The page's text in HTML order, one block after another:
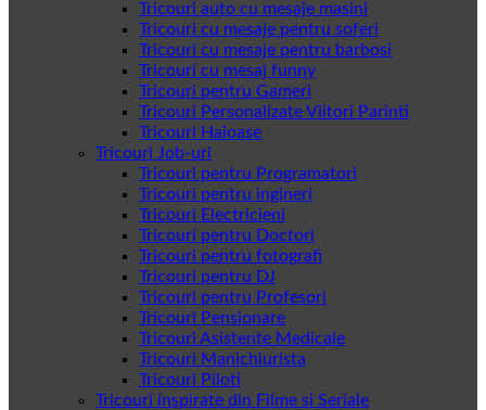
Tricouri auto cu mesaje masini
Tricouri cu mesaje pentru soferi
Tricouri cu mesaje pentru barbosi
Tricouri cu mesaj funny
Tricouri pentru Gameri
Tricouri Personalizate Viitori Parinti
Tricouri Haioase
Tricouri Job-uri
Tricouri pentru Programatori
Tricouri pentru ingineri
Tricouri Electricieni
Tricouri pentru Doctori
Tricouri pentru fotografi
Tricouri pentru DJ
Tricouri pentru Profesori
Tricouri Pensionare
Tricouri Asistente Medicale
Tricouri Manichiurista
Tricouri Piloti
Tricouri inspirate din Filme si Seriale